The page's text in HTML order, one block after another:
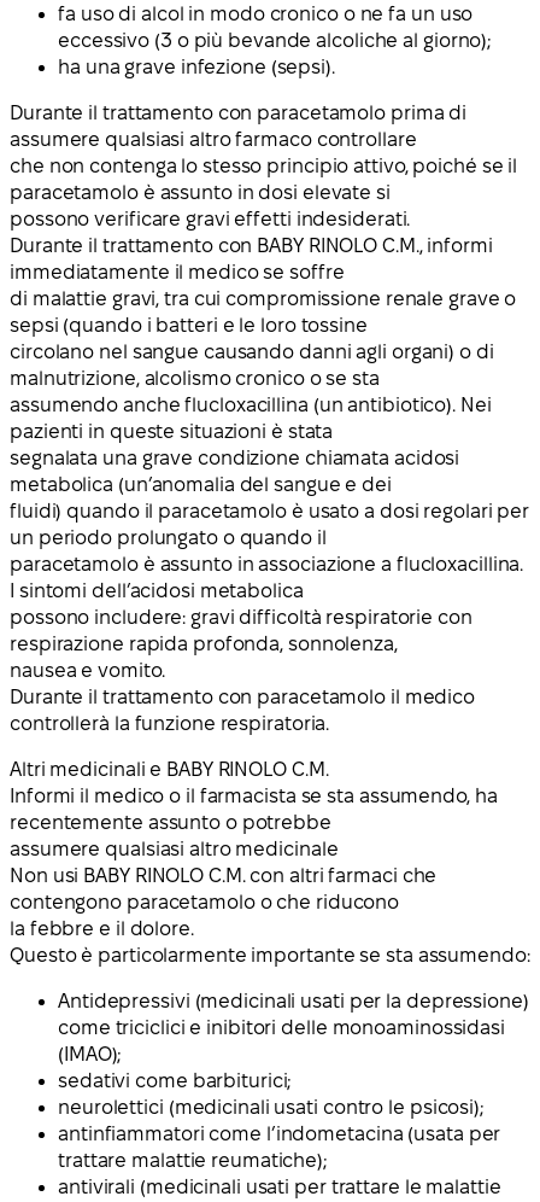
fa uso di alcol in modo cronico o ne fa un uso
eccessivo (3 o più bevande alcoliche al giorno);
ha una grave infezione (sepsi).
Durante il trattamento con paracetamolo prima di
assumere qualsiasi altro farmaco controllare
che non contenga lo stesso principio attivo, poiché se il
paracetamolo è assunto in dosi elevate si
possono verificare gravi effetti indesiderati.
Durante il trattamento con BABY RINOLO C.M., informi
immediatamente il medico se soffre
di malattie gravi, tra cui compromissione renale grave o
sepsi (quando i batteri e le loro tossine
circolano nel sangue causando danni agli organi) o di
malnutrizione, alcolismo cronico o se sta
assumendo anche flucloxacillina (un antibiotico). Nei
pazienti in queste situazioni è stata
segnalata una grave condizione chiamata acidosi
metabolica (un’anomalia del sangue e dei
fluidi) quando il paracetamolo è usato a dosi regolari per
un periodo prolungato o quando il
paracetamolo è assunto in associazione a flucloxacillina.
I sintomi dell’acidosi metabolica
possono includere: gravi difficoltà respiratorie con
respirazione rapida profonda, sonnolenza,
nausea e vomito.
Durante il trattamento con paracetamolo il medico
controllerà la funzione respiratoria.
Altri medicinali e BABY RINOLO C.M.
Informi il medico o il farmacista se sta assumendo, ha
recentemente assunto o potrebbe
assumere qualsiasi altro medicinale
Non usi BABY RINOLO C.M. con altri farmaci che
contengono paracetamolo o che riducono
la febbre e il dolore.
Questo è particolarmente importante se sta assumendo:
Antidepressivi (medicinali usati per la depressione)
come triciclici e inibitori delle monoaminossidasi
(IMAO);
sedativi come barbiturici;
neurolettici (medicinali usati contro le psicosi);
antinfiammatori come l’indometacina (usata per
trattare malattie reumatiche);
antivirali (medicinali usati per trattare le malattie